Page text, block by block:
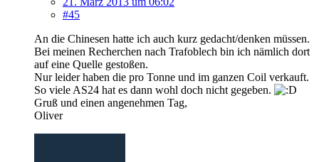
#45
An die Chinesen hatte ich auch kurz gedacht/denken müssen.
Bei meinen Recherchen nach Trafoblech bin ich nämlich dort
auf eine Quelle gestoßen.
Nur leider haben die pro Tonne und im ganzen Coil verkauft.
So viele AS24 hat es dann wohl doch nicht gegeben.
Gruß und einen angenehmen Tag,
Oliver